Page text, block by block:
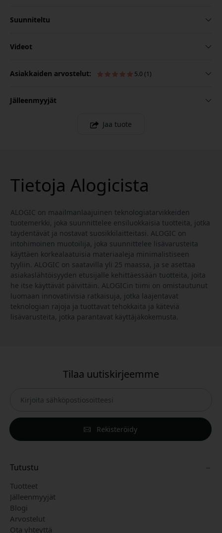
Suunniteltu
Videot
Asiakkaiden arvostelut: 5.0 (1)
Jälleenmyyjät
Jaa tuote
Tietoja Alogicista
ALOGIC on maailmanlaajuinen teknologiatarvikkeiden
tuotemerkki, joka suunnittelee ensiluokkaisia tuotteita, jotka
täydentävät ja nostavat suosikkilaitteitasi. ALOGIC on
intohimoinen muotoilija, joka suunnittelee lisävarusteita
käyttäen korkealaatuisia materiaaleja minimalistiseen
tyyliin. ALOGIC on saatavilla yli 25 maassa, ja se asettaa
asiakaslähtöisyyden etusijalle kehittäessään tuotteita, joita
he itse käyttävät päivittäin. ALOGICin tiimi on omistautunut
luomaan innovatiivisia ratkaisuja, jotka laajentavat
teknologian rajoja ja tuottavat tehokkaita ja käteviä
lisävarusteita, jotka parantavat käyttäjäkokemusta.
Tilaa uutiskirjeemme
Rekisteröidy
Tutustu
Tuotteet
Jälleenmyyjät
Blogi
Arvostelut
Ota yhteyttä